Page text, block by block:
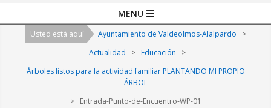
Navigation
MENU
Usted está aquí Ayuntamiento de Valdeolmos-Alalpardo
>
Actualidad
> Educación
>
Árboles listos para la actividad familiar PLANTANDO MI PROPIO
ÁRBOL
> Entrada-Punto-de-Encuentro-WP-01